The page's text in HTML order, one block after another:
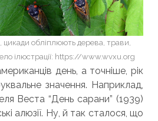
цикади обліплюють дерева, трави,
ілюстрації: https://www.wvxu.org
день, а точніше, рік
значення. Наприклад,
Веста “День сарани” (1939)
алюзії. Ну, й так сталося, що